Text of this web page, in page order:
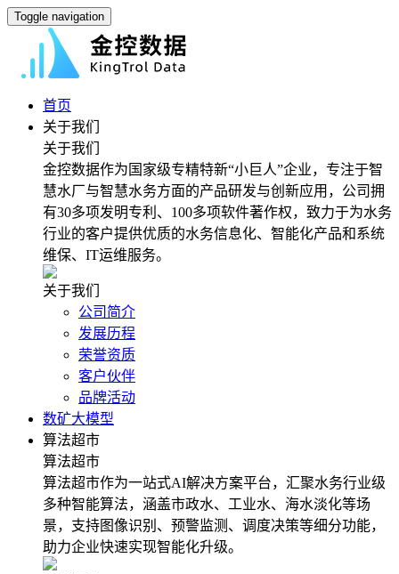
Toggle navigation
首页
关于我们
关于我们
金控数据作为国家级专精特新“小巨人”企业，专注于智
慧水厂与智慧水务方面的产品研发与创新应用，公司拥
有30多项发明专利、100多项软件著作权，致力于为水务
行业的客户提供优质的水务信息化、智能化产品和系统
维保、IT运维服务。
关于我们
公司简介
发展历程
荣誉资质
客户伙伴
品牌活动
数矿大模型
算法超市
算法超市
算法超市作为一站式AI解决方案平台，汇聚水务行业级
多种智能算法，涵盖市政水、工业水、海水淡化等场
景，支持图像识别、预警监测、调度决策等细分功能，
助力企业快速实现智能化升级。